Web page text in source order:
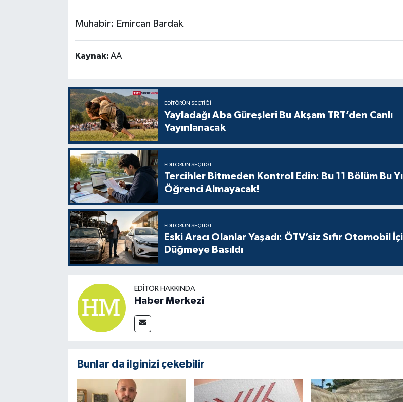
Muhabir: Emircan Bardak
Kaynak: AA
EDITÖRÜN SEÇTIĞI
Yayladağı Aba Güreşleri Bu Akşam TRT’den Canlı
Yayınlanacak
EDITÖRÜN SEÇTIĞI
Tercihler Bitmeden Kontrol Edin: Bu 11 Bölüm Bu Yıl
Öğrenci Almayacak!
EDITÖRÜN SEÇTIĞI
Eski Aracı Olanlar Yaşadı: ÖTV’siz Sıfır Otomobil
Düğmeye Basıldı
EDITÖR HAKKINDA
Haber Merkezi
Bunlar da ilginizi çekebilir